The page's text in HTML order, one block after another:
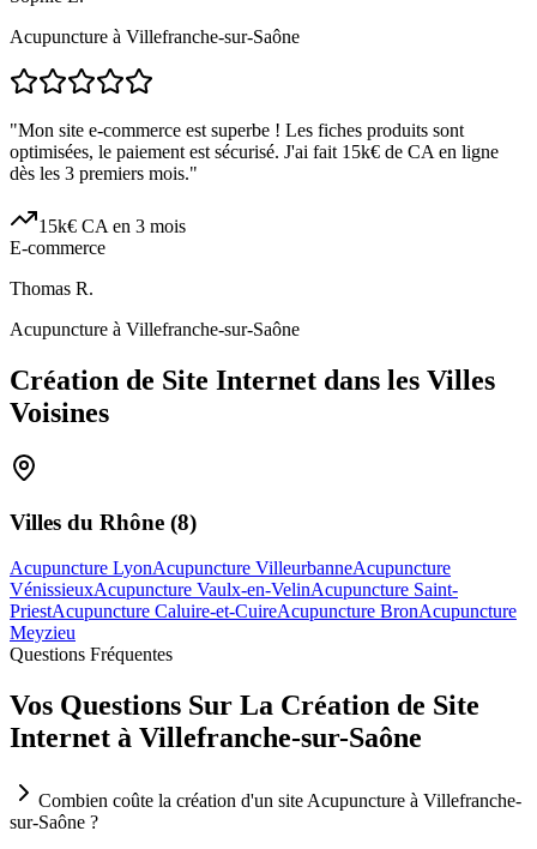
Acupuncture à Villefranche-sur-Saône
"Mon site e-commerce est superbe ! Les fiches produits sont
optimisées, le paiement est sécurisé. J'ai fait 15k€ de CA en ligne
dès les 3 premiers mois."
15k€ CA en 3 mois
E-commerce
Thomas R.
Acupuncture à Villefranche-sur-Saône
Création de Site Internet dans les Villes
Voisines
Villes du Rhône (8)
Acupuncture LyonAcupuncture VilleurbanneAcupuncture
VénissieuxAcupuncture Vaulx-en-VelinAcupuncture Saint-
PriestAcupuncture Caluire-et-CuireAcupuncture BronAcupuncture
Meyzieu
Questions Fréquentes
Vos Questions Sur La Création de Site
Internet à Villefranche-sur-Saône
Combien coûte la création d'un site Acupuncture à Villefranche-
sur-Saône ?